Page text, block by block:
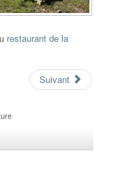
restaurant de la
Suivant